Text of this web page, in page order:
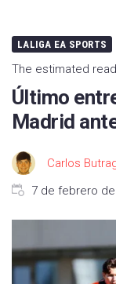
LALIGA EA SPORTS
The estimated
Último
Madrid
Carlos
7 de febrero